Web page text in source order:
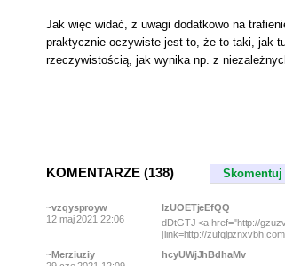
Jak więc widać, z uwagi dodatkowo na
praktycznie oczywiste jest to, że to taki, jak
rzeczywistością, jak wynika np. z
KOMENTARZE (138) Skomentuj
~vzqysproyw
12 maj 2021 22:06
lzUOETjeEfQQ
dDtGTJ <a href="http://
[link=http://
~Merziuziy
hcyUWjJhBdhaMv